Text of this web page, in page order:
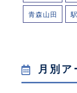
青森山田
月別